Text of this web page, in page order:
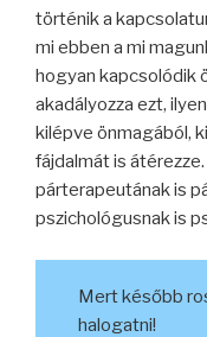
történik a
mi ebben a mi
hogyan kapcsolódik
akadályozza ezt,
kilépve önmagából,
fájdalmát is
párterapeutának is
pszichológusnak is
Mert később
halogatni!